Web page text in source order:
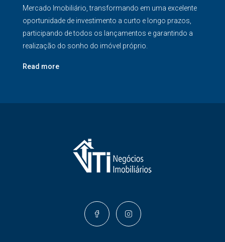
Mercado Imobiliário, transformando em uma excelente
oportunidade de investimento a curto e longo prazos,
participando de todos os lançamentos e garantindo a
realização do sonho do imóvel próprio.
Read more